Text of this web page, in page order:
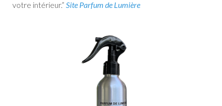
votre intérieur.” Site Parfum de Lumière